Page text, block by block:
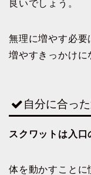
良いでしょう。
無理に増やす必要
増やすきっかけに
自分に合っ
スクワットは入口
体を動かすことに